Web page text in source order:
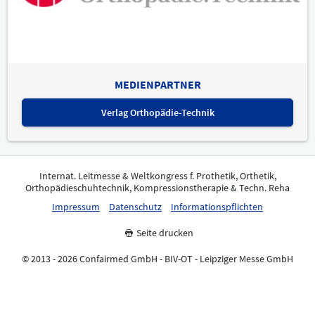
MEDIENPARTNER
Verlag Orthopädie-Technik
Internat. Leitmesse & Weltkongress f. Prothetik, Orthetik,
Orthopädieschuhtechnik, Kompressionstherapie & Techn. Reha
Impressum
Datenschutz Informationspflichten
Seite drucken
© 2013 - 2026 Confairmed GmbH - BIV-OT - Leipziger Messe GmbH